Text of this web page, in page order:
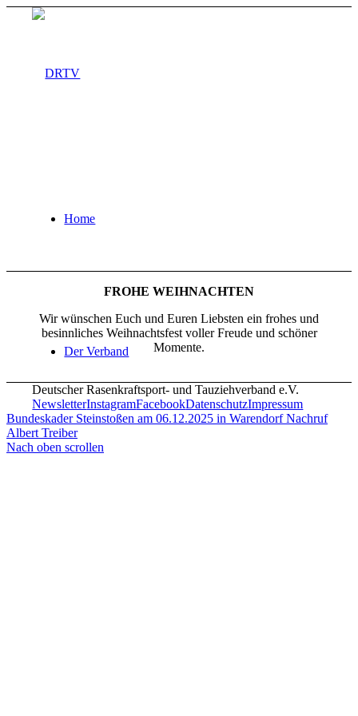
Home
Der Verband
FROHE WEIHNACHTEN
Wir wünschen Euch und Euren Liebsten ein frohes und
besinnliches Weihnachtsfest voller Freude und schöner
Momente.
Deutscher Rasenkraftsport- und Tauziehverband e.V.
NewsletterInstagramFacebookDatenschutzImpressum
Bundeskader Steinstoßen am 06.12.2025 in WarendorfNachruf
Albert Treiber
Nach oben scrollen